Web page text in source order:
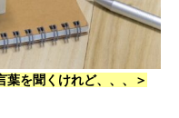
葉を聞くけれど、、、＞